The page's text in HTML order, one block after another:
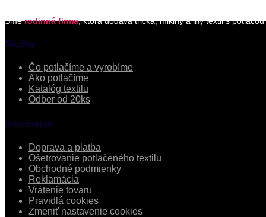
Smerodinná firma, ktorá dodáva tričká, mikiny a iný textil s
Služby
Čo potlačíme a vyrobíme
Ako potlačíme
Katalóg textilu
Odber od 20ks
Informácie
Doprava a platba
Ošetrovanie potlačeného textilu
Obchodné podmienky
Reklamácia
Vrátenie tovaru
Pravidlá cookies
Zmeniť nastavenie cookies